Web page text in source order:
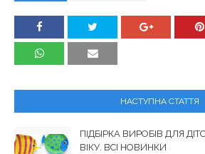
НАСТУПНА СТАТТЯ
ПІДБІРКА ВИРОБІВ ДЛЯ
ВІКУ. ВСІ НОВИНКИ